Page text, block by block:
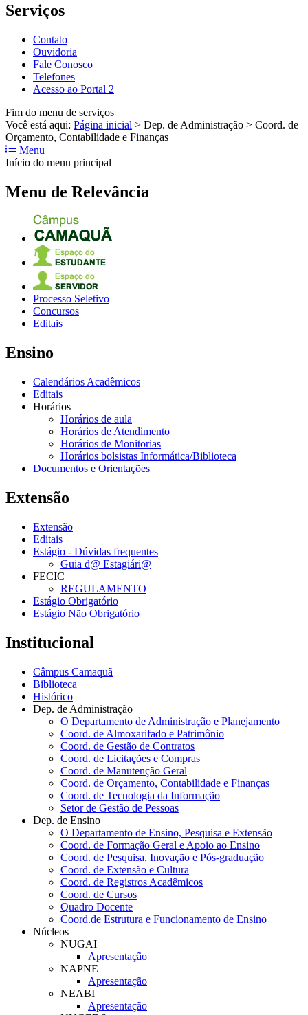
Serviços
Contato
Ouvidoria
Fale Conosco
Telefones
Acesso ao Portal 2
Fim do menu de serviços
Você está aqui: Página inicial > Dep. de Administração > Coord. de
Orçamento, Contabilidade e Finanças
Menu
Início do menu principal
Menu de Relevância
Processo Seletivo
Concursos
Editais
Ensino
Calendários Acadêmicos
Editais
Horários
Horários de aula
Horários de Atendimento
Horários de Monitorias
Horários bolsistas Informática/Biblioteca
Documentos e Orientações
Extensão
Extensão
Editais
Estágio - Dúvidas frequentes
Guia d@ Estagiári@
FECIC
REGULAMENTO
Estágio Obrigatório
Estágio Não Obrigatório
Institucional
Câmpus Camaquã
Biblioteca
Histórico
Dep. de Administração
O Departamento de Administração e Planejamento
Coord. de Almoxarifado e Patrimônio
Coord. de Gestão de Contratos
Coord. de Licitações e Compras
Coord. de Manutenção Geral
Coord. de Orçamento, Contabilidade e Finanças
Coord. de Tecnologia da Informação
Setor de Gestão de Pessoas
Dep. de Ensino
O Departamento de Ensino, Pesquisa e Extensão
Coord. de Formação Geral e Apoio ao Ensino
Coord. de Pesquisa, Inovação e Pós-graduação
Coord. de Extensão e Cultura
Coord. de Registros Acadêmicos
Coord. de Cursos
Quadro Docente
Coord.de Estrutura e Funcionamento de Ensino
Núcleos
NUGAI
Apresentação
NAPNE
Apresentação
NEABI
Apresentação